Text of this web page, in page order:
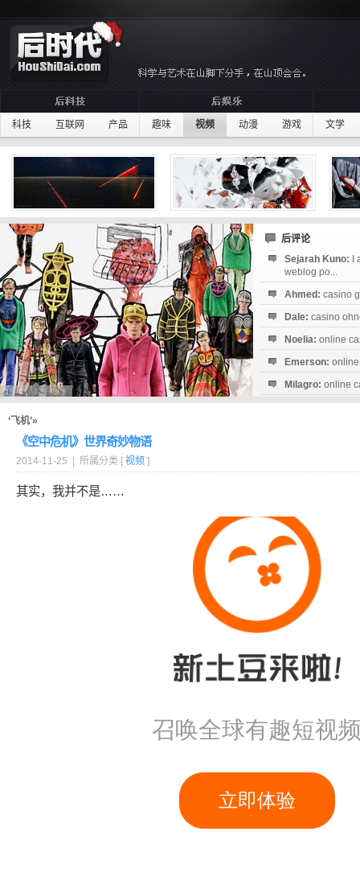
科技 互联网 产品 趣味 视频 动漫 游戏 文学
后评论
Sejarah Kuno:
weblog po...
Ahmed: casino
Dale: casino
Noelia: online
Emerson:
Milagro: online
‘飞机’»
《空中危机》世界奇妙物语
2014-11-25 | 所属分类 [ 视频 ]
其实，我并不是……